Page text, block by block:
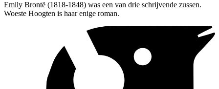
Emily Brontë (1818-1848) was een van drie schrijvende zussen.
Woeste Hoogten is haar enige roman.